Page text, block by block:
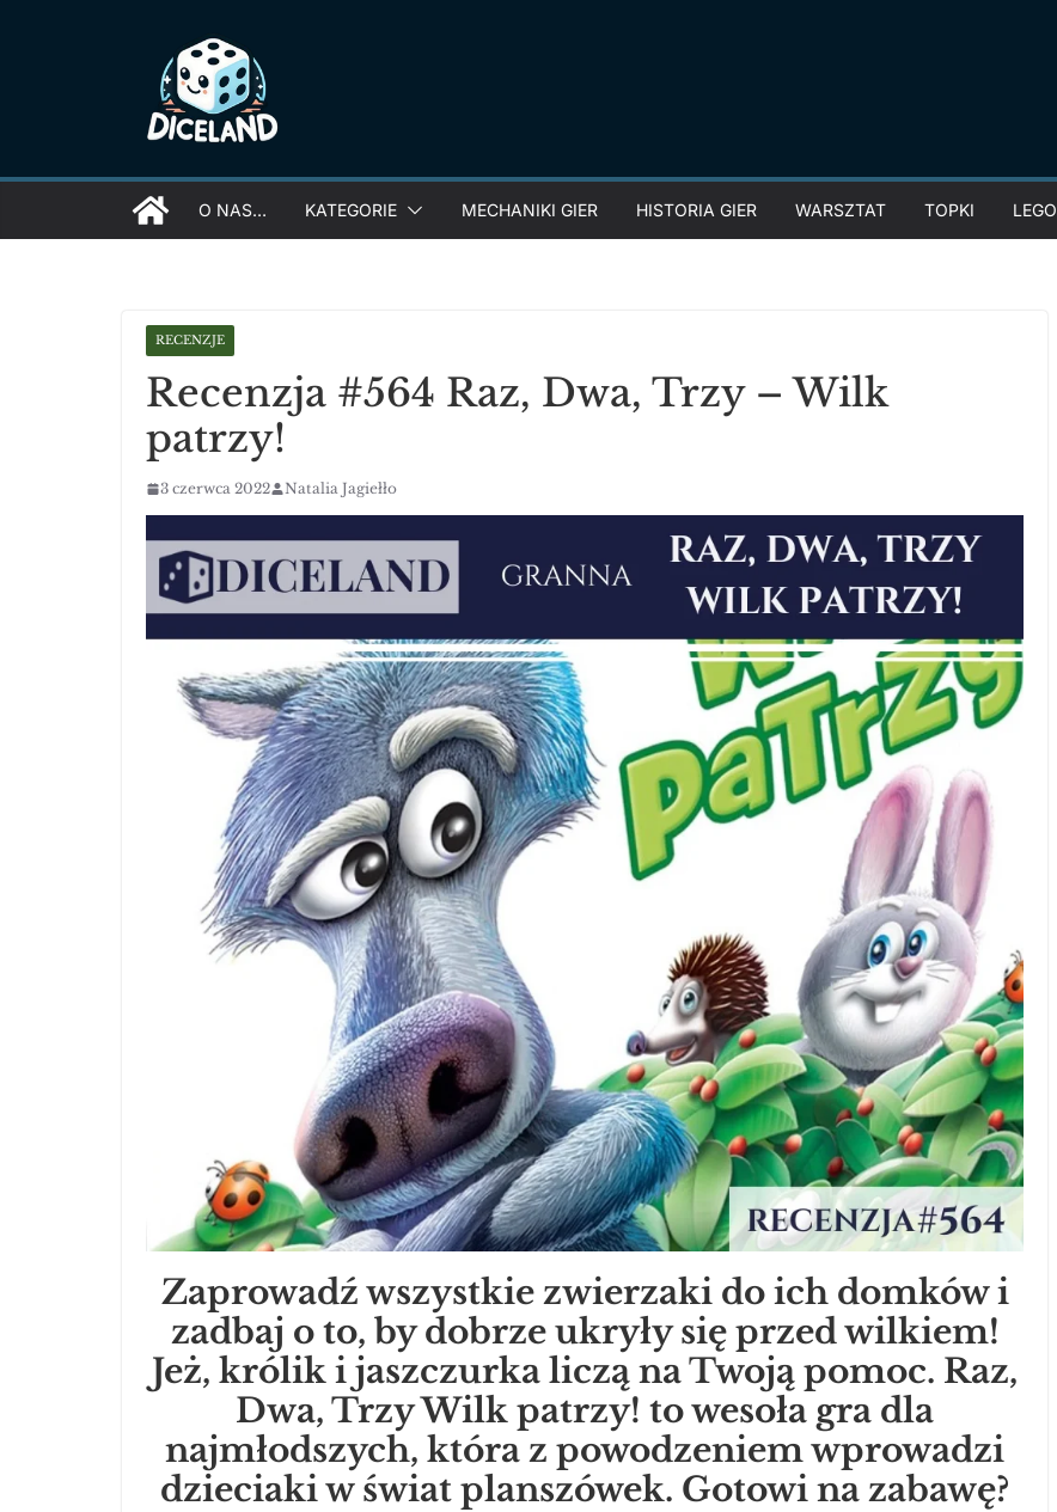
O NAS… KATEGORIE MECHANIKI GIER HISTORIA GIER WARSZTAT TOPKI LEGO
RECENZJE
Recenzja #564 Raz, Dwa, Trzy – Wilk
patrzy!
3 czerwca 2022 Natalia Jagiełło
Zaprowadź wszystkie zwierzaki do ich domków i
zadbaj o to, by dobrze ukryły się przed wilkiem!
Jeż, królik i jaszczurka liczą na Twoją pomoc. Raz,
Dwa, Trzy Wilk patrzy! to wesoła gra dla
najmłodszych, która z powodzeniem wprowadzi
dzieciaki w świat planszówek. Gotowi na zabawę?